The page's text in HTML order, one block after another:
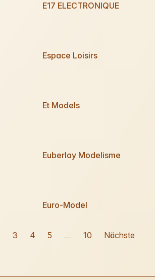
E17 ELECTRONIQUE
Espace Loisirs
Et Models
Euberlay Modelisme
Euro-Model
3 4 5 … 10 Nächste